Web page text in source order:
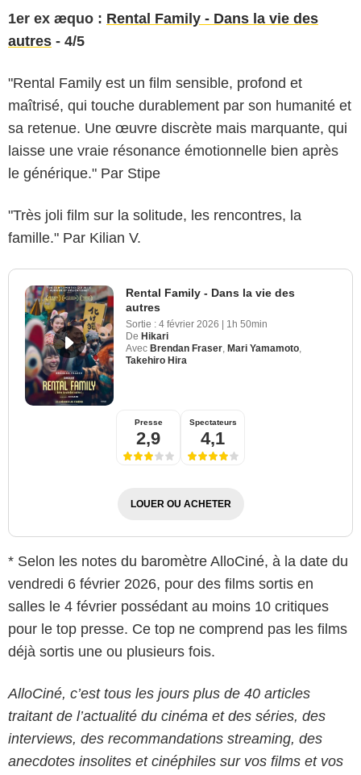
1er ex æquo : Rental Family - Dans la vie des
autres - 4/5
"Rental Family est un film sensible, profond et
maîtrisé, qui touche durablement par son humanité et
sa retenue. Une œuvre discrète mais marquante, qui
laisse une vraie résonance émotionnelle bien après
le générique." Par Stipe
"Très joli film sur la solitude, les rencontres, la
famille." Par Kilian V.
Rental Family - Dans la vie des
autres
Sortie : 4 février 2026 | 1h 50min
De Hikari
Avec Brendan Fraser Mari Yamamoto
Takehiro Hira
Presse
2,9
Spectateurs
4,1
LOUER OU ACHETER
* Selon les notes du baromètre AlloCiné, à la date du
vendredi 6 février 2026, pour des films sortis en
salles le 4 février possédant au moins 10 critiques
pour le top presse. Ce top ne comprend pas les films
déjà sortis une ou plusieurs fois.
AlloCiné, c’est tous les jours plus de 40 articles
traitant de l’actualité du cinéma et des séries, des
interviews, des recommandations streaming, des
anecdotes insolites et cinéphiles sur vos films et vos